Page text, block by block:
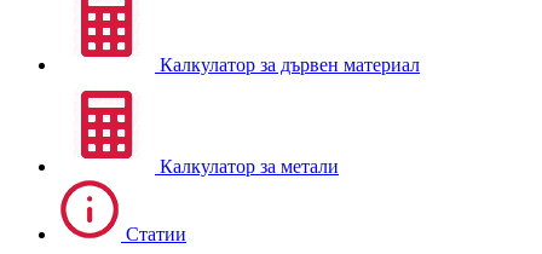
Калкулатор за дървен материал
Калкулатор за метали
Статии